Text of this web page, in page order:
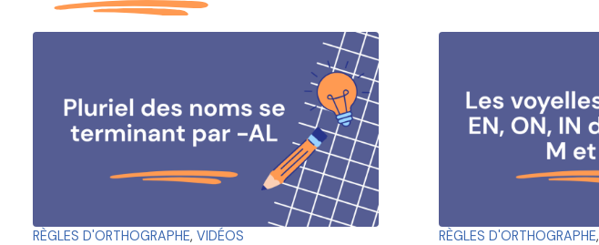
RÈGLES D'ORTHOGRAPHE, VIDÉOS RÈGLES D'ORTHOGRAPHE,